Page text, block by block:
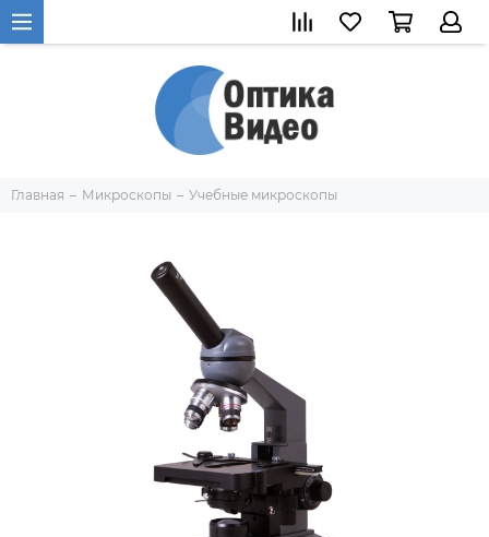
Главная Микроскопы Учебные микроскопы